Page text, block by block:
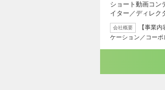
ショート動画コン
イター／ディレク
会社概要
【事業
ケーション／コー